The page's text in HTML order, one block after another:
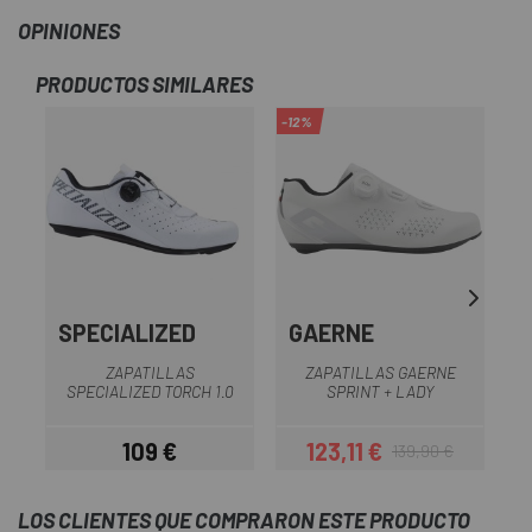
OPINIONES
PRODUCTOS SIMILARES
SPECIALIZED
ZAPATILLAS
SPECIALIZED TORCH 1.0
Precio
109 €
-12%
GAERNE
ZAPATILLAS GAERNE
SPRINT + LADY
Precio
123,11 €Precio regular
139,90 €
LOS CLIENTES QUE COMPRARON ESTE PRODUCTO